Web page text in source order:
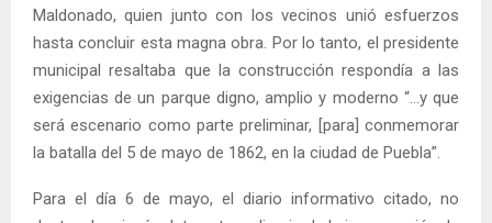
Maldonado, quien junto con los vecinos unió esfuerzos
hasta concluir esta magna obra. Por lo tanto, el presidente
municipal resaltaba que la construcción respondía a las
exigencias de un parque digno, amplio y moderno “…y que
será escenario como parte preliminar, [para] conmemorar
la batalla del 5 de mayo de 1862, en la ciudad de Puebla”.
Para el día 6 de mayo, el diario informativo citado, no